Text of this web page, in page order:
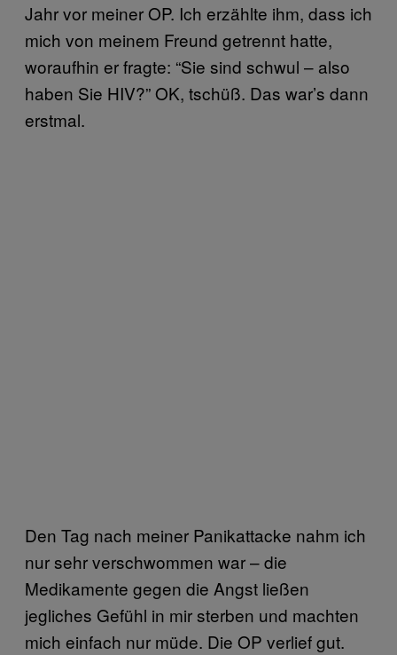
Jahr vor meiner OP. Ich erzählte ihm, dass ich
mich von meinem Freund getrennt hatte,
woraufhin er fragte: “Sie sind schwul – also
haben Sie HIV?” OK, tschüß. Das war’s dann
erstmal.
Den Tag nach meiner Panikattacke nahm ich
nur sehr verschwommen war – die
Medikamente gegen die Angst ließen
jegliches Gefühl in mir sterben und machten
mich einfach nur müde. Die OP verlief gut.